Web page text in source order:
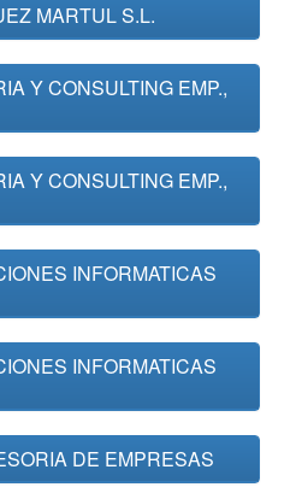
MARTUL S.L.
Y CONSULTING EMP.,
Y CONSULTING EMP.,
INFORMATICAS
INFORMATICAS
DE EMPRESAS